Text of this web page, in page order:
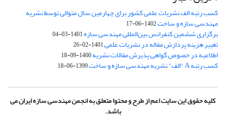
کسب رتبه الف نشریات علمی کشور برای چهارمین سال متوالی توسط نشریه
مهندسی سازه و ساخت1402-06-17
برگزاری ششمین کنفرانس بین‌المللی مهندسی سازه1401-03-04
تغییر هزینه پردازش مقاله در نشریات علمی1401-02-26
اطلاعیه در خصوص گواهی پذیرش مقالات نشریه1400-09-18
کسب رتبه A "الف" نشریه مهندسی سازه و ساخت 1399-06-18
کلیه حقوق این سایت اعم از طرح و محتوا متعلق به انجمن مهندسی سازه ایران می
باشد.